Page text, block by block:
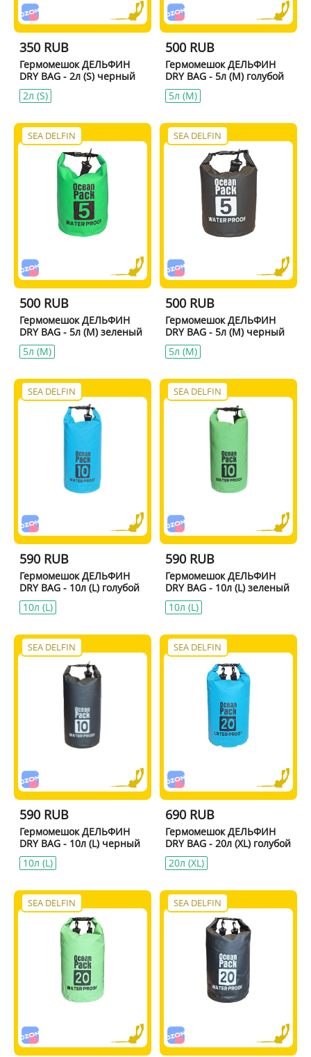
350 RUB
Гермомешок ДЕЛЬФИН
DRY BAG - 2л (S) черный
2л (S)
500 RUB
Гермомешок ДЕЛЬФИН
DRY BAG - 5л (M) голубой
5л (M)
SEA DELFIN
500 RUB
Гермомешок ДЕЛЬФИН
DRY BAG - 5л (M) зеленый
5л (M)
SEA DELFIN
500 RUB
Гермомешок ДЕЛЬФИН
DRY BAG - 5л (M) черный
5л (M)
SEA DELFIN
590 RUB
Гермомешок ДЕЛЬФИН
DRY BAG - 10л (L) голубой
10л (L)
SEA DELFIN
590 RUB
Гермомешок ДЕЛЬФИН
DRY BAG - 10л (L) зеленый
10л (L)
SEA DELFIN
590 RUB
Гермомешок ДЕЛЬФИН
DRY BAG - 10л (L) черный
10л (L)
SEA DELFIN
690 RUB
Гермомешок ДЕЛЬФИН
DRY BAG - 20л (XL) голубой
20л (XL)
SEA DELFIN SEA DELFIN